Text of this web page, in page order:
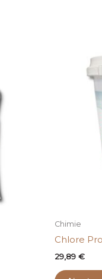
Chimie
Chlore
29,89 €